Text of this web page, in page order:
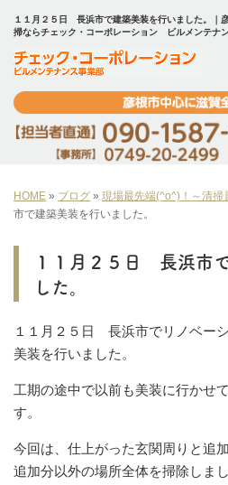
１１月２５日 長浜市で建築美装を行いました。｜
掃ならチェック・コーポレーション ビルメンテナ
HOME » ブログ » 現場最先端(^o^)！～清掃
市で建築美装を行いました。
１１月２５日 長浜市
した。
１１月２５日 長浜市でリノベー
美装を行いました。
工期の途中で以前も美装に行かせ
す。
今回は、仕上がった玄関周りと追
追加分以外の場所全体を掃除しまし